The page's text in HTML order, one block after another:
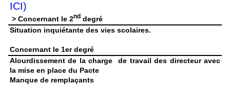
ICI)
> Concernant le 2nd degré
Situation inquiétante des vies scolaires.
Concernant le 1er degré
Alourdissement de la charge de travail des directeur avec
la mise en place du Pacte
Manque de remplaçants